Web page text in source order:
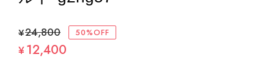
¥24,800 50%OFF
¥12,400